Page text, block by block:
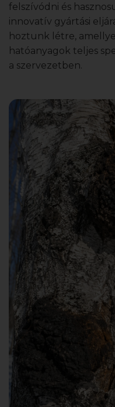
felszívódni és
innovatív gyártási
hoztunk létre,
hatóanyagok teljes
a szervezetben.